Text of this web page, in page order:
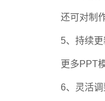
还可对制作
5、持续更
更多PPT模
6、灵活调